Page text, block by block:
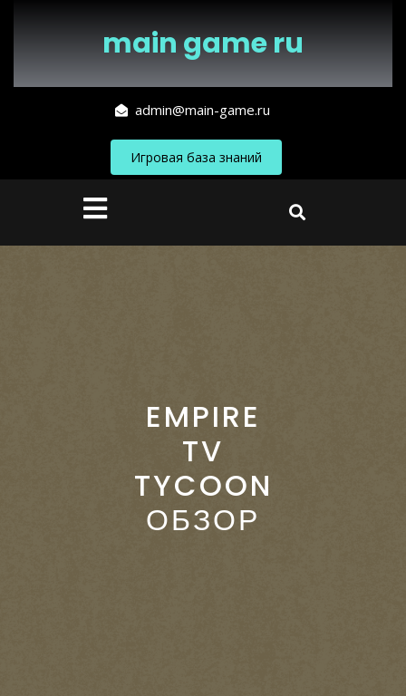
main game ru
admin@main-game.ru
Игровая база знаний
Кнопка
Открыть
EMPIRE
TV
TYCOON
ОБЗОР